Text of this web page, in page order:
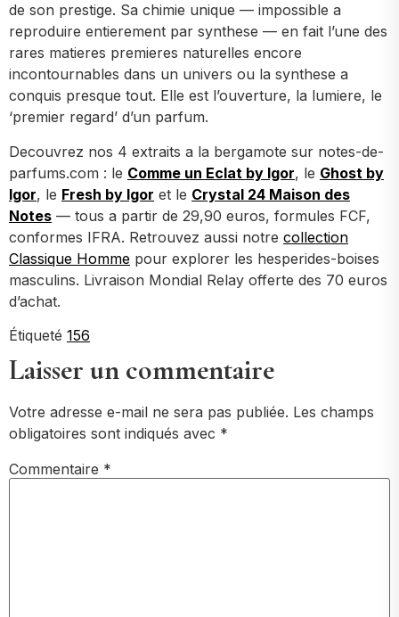
de son prestige. Sa chimie unique — impossible a
reproduire entierement par synthese — en fait l’une des
rares matieres premieres naturelles encore
incontournables dans un univers ou la synthese a
conquis presque tout. Elle est l’ouverture, la lumiere, le
‘premier regard’ d’un parfum.
Decouvrez nos 4 extraits a la bergamote sur notes-de-
parfums.com : le Comme un Eclat by Igor, le Ghost by
Igor, le Fresh by Igor et le Crystal 24 Maison des
Notes — tous a partir de 29,90 euros, formules FCF,
conformes IFRA. Retrouvez aussi notre collection
Classique Homme pour explorer les hesperides-boises
masculins. Livraison Mondial Relay offerte des 70 euros
d’achat.
Étiqueté 156
Laisser un commentaire
Votre adresse e-mail ne sera pas publiée. Les champs
obligatoires sont indiqués avec *
Commentaire *